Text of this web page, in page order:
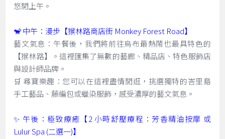
悠閒上午。
🐒 中午：漫步【猴林路商店街 Monkey Forest Road】
藝文氣息：午餐後，我們將前往烏布最熱鬧也最具特色的
【猴林路】。這裡匯集了無數的藝廊、精品店、特色服飾店
與設計師品牌。
🛒 尋寶樂趣：您可以在這裡盡情閒逛，挑選獨特的峇里島
手工藝品、藤編包或蠟染服飾，感受濃厚的藝文氣息。
✨ 午後：極致療癒【2 小時舒壓療程：芳香精油按摩 或
Lulur Spa (二選一)】